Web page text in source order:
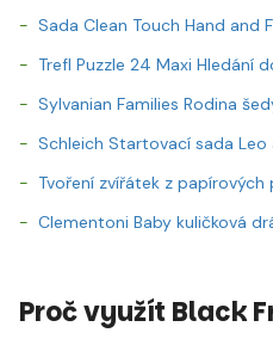
Sada Clean Touch Hand and
Trefl Puzzle 24 Maxi Hledání
Sylvanian Families Rodina
Schleich Startovací sada Leo
Tvoření zvířátek z papírových
Clementoni Baby kuličková
Proč využít Black